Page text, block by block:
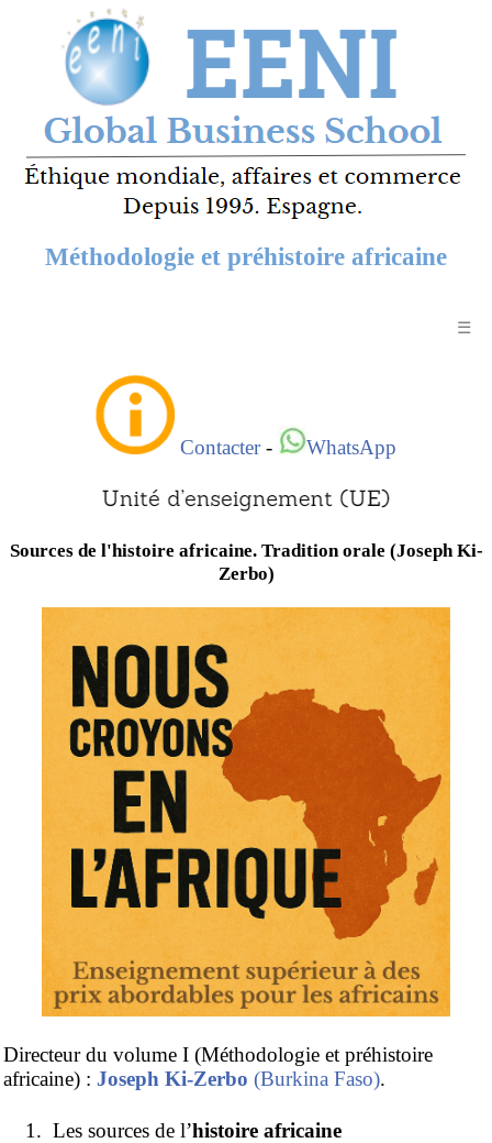
Méthodologie et préhistoire africaine
☰
Contacter- WhatsApp
Sources de l'histoire africaine. Tradition orale (Joseph Ki-
Zerbo)
Directeur du volume I (Méthodologie et préhistoire
africaine) : Joseph Ki-Zerbo (Burkina Faso).
Les sources de l’histoire africaine